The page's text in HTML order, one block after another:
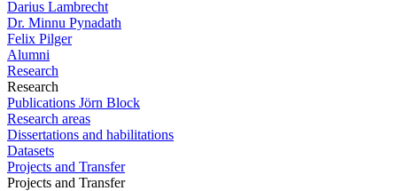
Darius Lambrecht
Dr. Minnu Pynadath
Felix Pilger
Alumni
Research
Research
Publications Jörn Block
Research areas
Dissertations and habilitations
Datasets
Projects and Transfer
Projects and Transfer